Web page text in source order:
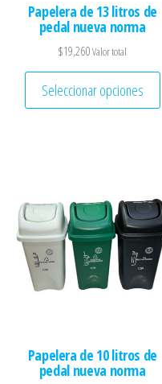
Papelera de 13 litros de
pedal nueva norma
$19,260Valor total
Seleccionar opciones
Papelera de 10 litros de
pedal nueva norma